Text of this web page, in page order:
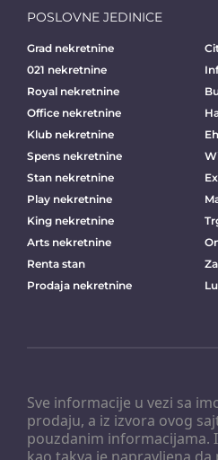
Sve informacije u vezi sa
prodaju, a iz izvora ovog
pouzdanim informacijama.
POSLOVNE JEDINICE
Grad nekretnine
021 nekretnine
Royal nekretnine
Office nekretnine
Klub nekretnine
Spens nekretnine
Stan nekretnine
Play nekretnine
King nekretnine
Arts nekretnine
Renta stan
Prodaja nekretnine